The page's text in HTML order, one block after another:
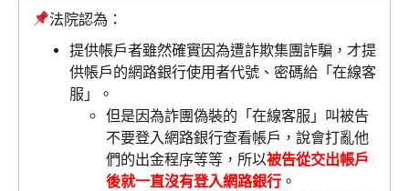
法院認為：
提供帳戶者雖然確實因為遭詐欺集團詐騙，才提
供帳戶的網路銀行使用者代號、密碼給「在線客
服」。
但是因為詐團偽裝的「在線客服」叫被告
不要登入網路銀行查看帳戶，說會打亂他
們的出金程序等等，所以被告從交出帳戶
後就一直沒有登入網路銀行。